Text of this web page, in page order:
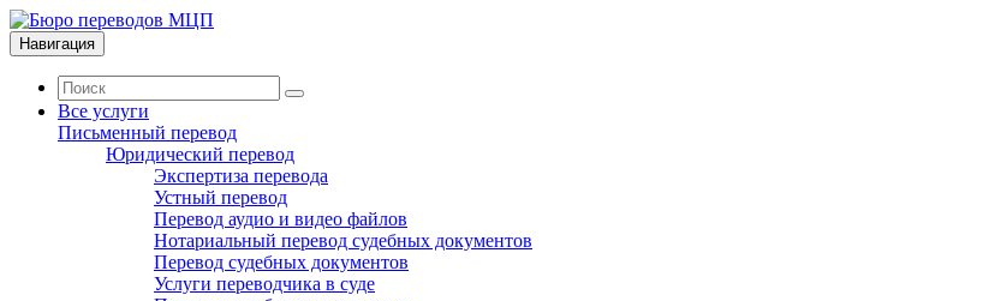
Навигация
Все услуги
Письменный перевод
Юридический перевод
Экспертиза перевода
Устный перевод
Перевод аудио и видео файлов
Нотариальный перевод судебных документов
Перевод судебных документов
Услуги переводчика в суде